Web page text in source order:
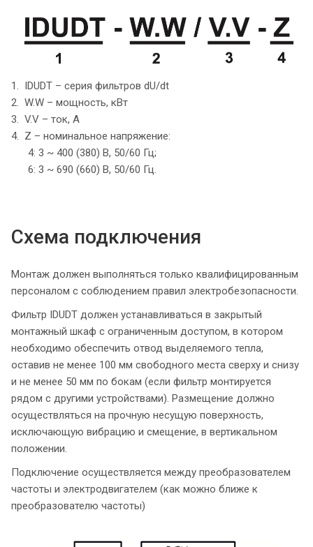
1. IDUDT – серия фильтров dU/dt
2. W.W – мощность, кВт
3. V.V – ток, А
4. Z – номинальное напряжение:
4: 3 ~ 400 (380) В, 50/60 Гц;
6: 3 ~ 690 (660) В, 50/60 Гц.
Схема подключения
Монтаж должен выполняться только квалифицированным
персоналом с соблюдением правил электробезопасности.
Фильтр IDUDT должен устанавливаться в закрытый
монтажный шкаф с ограниченным доступом, в котором
необходимо обеспечить отвод выделяемого тепла,
оставив не менее 100 мм свободного места сверху и снизу
и не менее 50 мм по бокам (если фильтр монтируется
рядом с другими устройствами). Размещение должно
осуществляться на прочную несущую поверхность,
исключающую вибрацию и смещение, в вертикальном
положении.
Подключение осуществляется между преобразователем
частоты и электродвигателем (как можно ближе к
преобразователю частоты)